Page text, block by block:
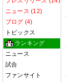
ニュース (12)
ブログ (4)
トピックス
ランキング
ニュース
試合
ファンサイト